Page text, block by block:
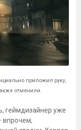
приложил руку,
отменили.
геймдизайнер уже
впрочем,